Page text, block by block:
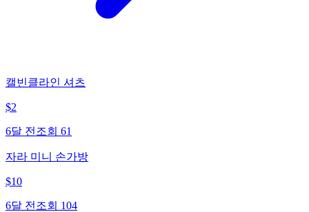
캘빈클라인 셔츠
$2
6달 전 조회 61
자라 미니 손가방
$10
6달 전 조회 104